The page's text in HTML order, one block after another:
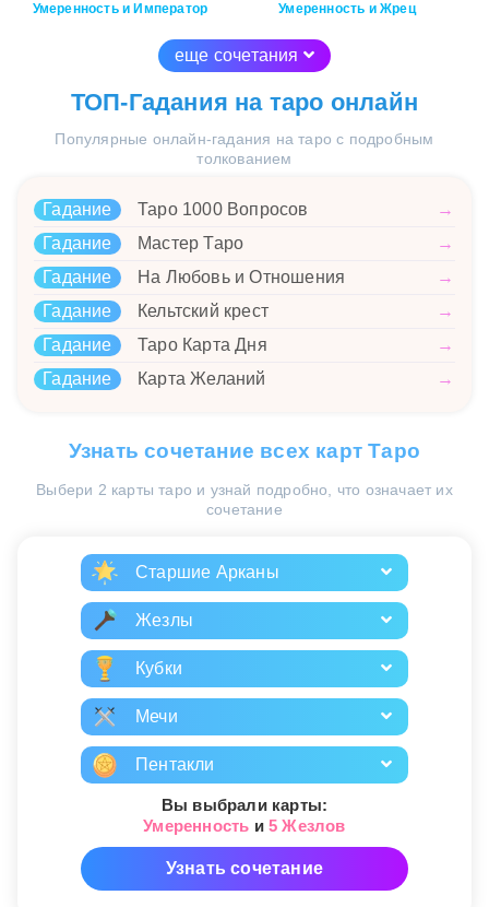
Умеренность и Император Умеренность и Жрец
еще сочетания
ТОП-Гадания на таро онлайн
Популярные онлайн-гадания на таро с подробным
толкованием
Гадание Таро 1000 Вопросов
→
Гадание
Мастер Таро
→
Гадание
На Любовь и Отношения
→
Гадание
Кельтский крест
→
Гадание
Таро Карта Дня
→
Гадание
Карта Желаний →
Узнать сочетание всех карт Таро
Выбери 2 карты таро и узнай подробно, что означает их
сочетание
Старшие Арканы
Жезлы
Кубки
Мечи
Пентакли
Вы выбрали карты:
Умеренность и5 Жезлов
Узнать сочетание